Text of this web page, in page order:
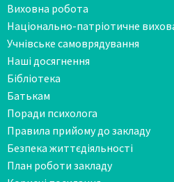
Виховна робота
Національно-патріотичне
Учнівське самоврядування
Наші досягнення
Бібліотека
Батькам
Поради психолога
Правила прийому до закладу
Безпека життєдіяльності
План роботи закладу